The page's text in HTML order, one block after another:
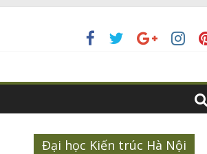
Đại học Kiến trúc Hà Nội